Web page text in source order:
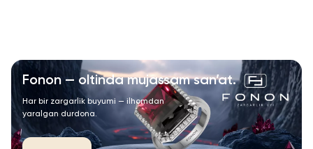
Fonon — oltinda mujassam san’at.
Har bir zargarlik buyumi — ilhomdan
yaralgan durdona.